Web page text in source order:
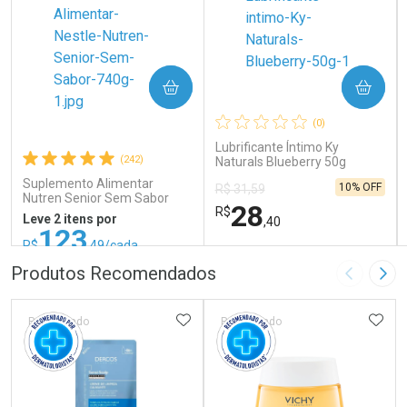
(242)
Suplemento Alimentar
Nutren Senior Sem Sabor
740g
Leve 2 itens por
R$123,49/cada
COMPRAR
FECHAR
FECHAR
Por Menos
(0)
Lubrificante Íntimo Ky
Naturals Blueberry 50g
R$ 31,59
R$28,40
10% OFF
COMPRAR
Por Menos
Produtos Recomendados Imagem
Patrocinado ADICIONAR AOS FAVORITOS
Patrocinado